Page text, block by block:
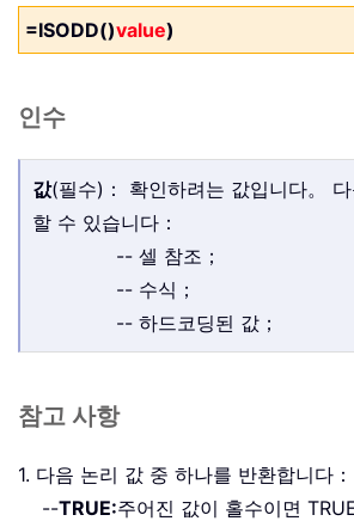
=ISODD()value)
인수
값(필수)： 확인하려는 값입니다。
할 수 있습니다：
-- 셀 참조；
-- 수식；
-- 하드코딩된 값；
참고 사항
1. 다음 논리 값 중 하나를 반환합니다：
--TRUE:주어진 값이 홀수이면